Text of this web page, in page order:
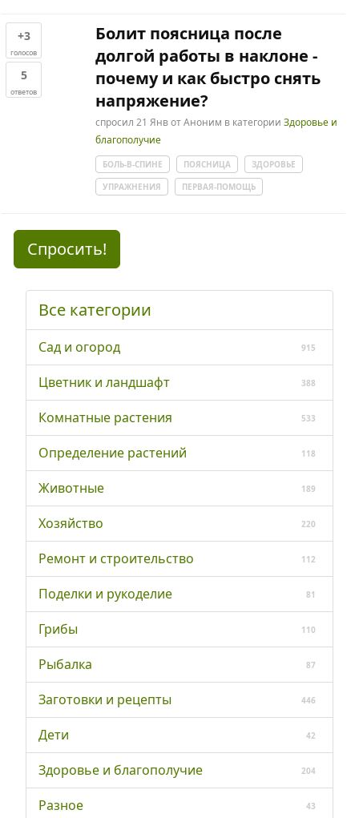
+3
голосов
5
ответов
Болит поясница после
долгой работы в наклоне -
почему и как быстро снять
напряжение?
спросил 21 Янв отАноним в категории Здоровье и
благополучие
БОЛЬ-В-СПИНЕ ПОЯСНИЦА
ЗДОРОВЬЕ
УПРАЖНЕНИЯ
ПЕРВАЯ-ПОМОЩЬ
Спросить!
Все категории
Сад и огород 915
Цветник и ландшафт 388
Комнатные растения 533
Определение растений 118
Животные 189
Хозяйство 220
Ремонт и строительство 112
Поделки и рукоделие 81
Грибы 110
Рыбалка 87
Заготовки и рецепты 446
Дети 42
Здоровье и благополучие 204
Разное 43